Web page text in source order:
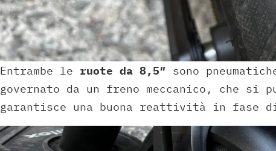
Entrambe le ruote da 8,5″ sono
governato da un freno meccanico, che si
garantisce una buona reattività in fase